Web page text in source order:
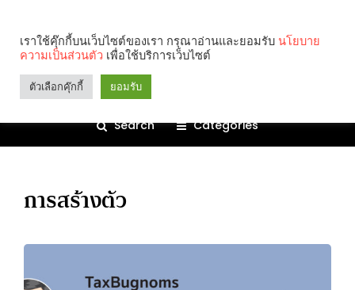
Search Categories
การสร้างตัว
เราใช้คุ๊กกี้บนเว็บไซต์ของเรา กรุณาอ่านและยอมรับ นโยบาย
ความเป็นส่วนตัว เพื่อใช้บริการเว็บไซต์
ตัวเลือกคุ๊กกี้ ยอมรับ